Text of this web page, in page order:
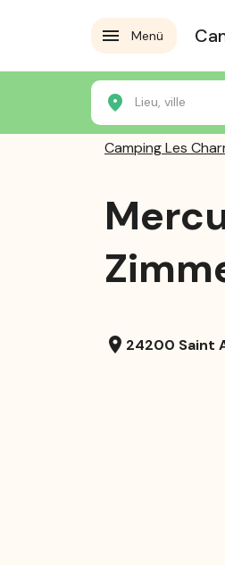
Menü
Lieu, ville
Home Die
Camping Les
location_on 24200 Saint